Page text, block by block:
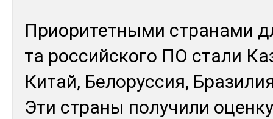
Прио­ри­тет­ны­ми стра­нами
та рос­сий­ско­го ПО ста­ли
Ки­тай, Бе­лорус­сия,
Эти стра­ны по­лучи­ли